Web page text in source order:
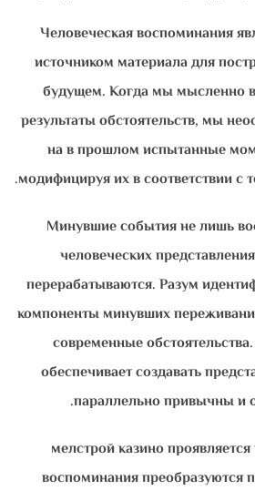
Человеческая воспоминания
источником материала для
будущем. Когда мы мысленно
результаты обстоятельств, мы
на в прошлом испытанные
модифицируя их в соответствии с
Минувшие события не лишь
человеческих
перерабатываются. Разум
компоненты минувших
современные
обеспечивает создавать
параллельно привычны и
мелстрой казино
воспоминания преобразуются